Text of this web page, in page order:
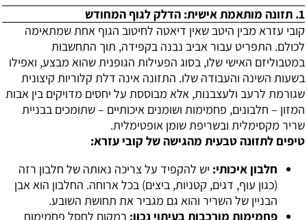
1. תזונה מותאמת אישית: הדלק לגוף המחודש
קובי עזרא מבין היטב שאין דיאטה לחיטוב הגוף אחת שמתאימה
לכולם. התפריט עבור אביב נבנה בקפידה, תוך התחשבות
במטבוליזם האישי שלו, בסוג הפעילות הגופנית שהוא מבצע, ואפילו
בשעות השינה והעבודה שלו. התזונה אינה דלת קלוריות קיצונית
שגורמת לרעב ולעצבנות, אלא מבוססת על יחסים מדויקים בין אבות
המזון – חלבונים, פחמימות ושומנים איכותיים – שתומכים בבניית
שריר מקסימלית ובשריפת שומן אופטימלית.
טיפים לתזונה טבעית מהגישה של קובי עזרא:
חלבון איכותי: יש להקפיד על צריכה נאותה של חלבון רזה
(כגון עוף, דגים, קטניות, ביצים) בכל ארוחה. החלבון הוא אבן
הבניין של השריר והוא גם מגביר את תחושת השובע.
פחמימות מורכבות בעיתוי נכון: במקום לחסל פחמימות